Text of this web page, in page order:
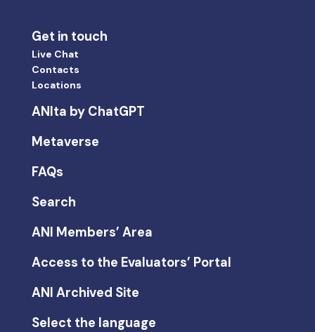
Get in touch
Live Chat
Contacts
Locations
ANIta by ChatGPT
Metaverse
FAQs
Search
ANI Members’ Area
Access to the Evaluators’ Portal
ANI Archived Site
Select the language